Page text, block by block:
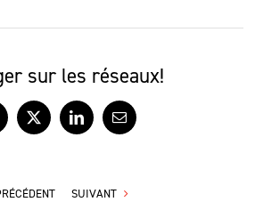
sur les réseaux!
X LinkedInCourriel
SUIVANT